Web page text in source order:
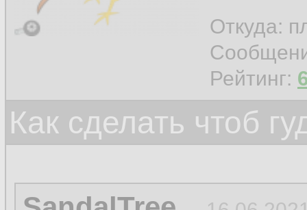
Откуда:
Рейтинг:
Как сделать чтоб